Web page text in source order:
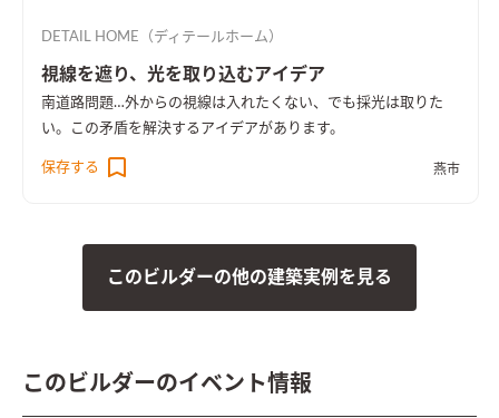
DETAIL HOME（ディテールホーム）
視線を遮り、光を取り込むアイデア
南道路問題…外からの視線は入れたくない、でも採光は取りた
い。この矛盾を解決するアイデアがあります。
保存する 燕市
このビルダーの他の建築実例を見る
このビルダーのイベント情報